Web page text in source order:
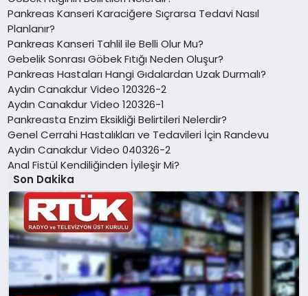
Pankreas Kanseri Karaciğere Sıçrarsa Tedavi Nasıl
Planlanır?
Pankreas Kanseri Tahlil ile Belli Olur Mu?
Gebelik Sonrası Göbek Fıtığı Neden Oluşur?
Pankreas Hastaları Hangi Gıdalardan Uzak Durmalı?
Aydın Canakdur Video 120326-2
Aydın Canakdur Video 120326-1
Pankreasta Enzim Eksikliği Belirtileri Nelerdir?
Genel Cerrahi Hastalıkları ve Tedavileri İçin Randevu
Aydın Canakdur Video 040326-2
Anal Fistül Kendiliğinden İyileşir Mi?
Son Dakika